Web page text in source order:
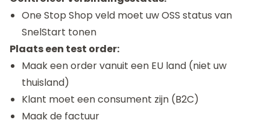
One Stop Shop veld moet uw OSS status van
SnelStart tonen
Plaats een test order:
Maak een order vanuit een EU land (niet uw
thuisland)
Klant moet een consument zijn (B2C)
Maak de factuur